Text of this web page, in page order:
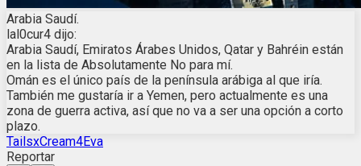
Arabia Saudí.
lal0cur4 dijo:
Arabia Saudí, Emiratos Árabes Unidos, Qatar y Bahréin están
en la lista de Absolutamente No para mí.
Omán es el único país de la península arábiga al que iría.
También me gustaría ir a Yemen, pero actualmente es una
zona de guerra activa, así que no va a ser una opción a corto
plazo.
TailsxCream4Eva
Reportar